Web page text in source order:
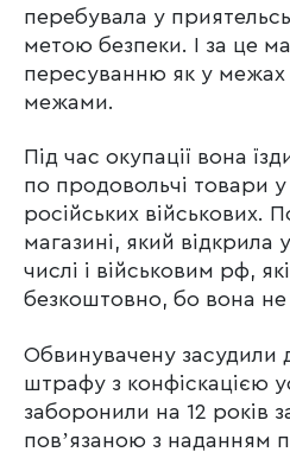
перебувала у
метою безпеки. І за це
пересуванню як у межах
межами.
Під час окупації вона
по продовольчі товари
російських військових.
магазині, який
числі і військовим рф,
безкоштовно, бо вона не
Обвинувачену засудили
штрафу з конфіскацією
заборонили на 12 років
повʼязаною з наданням